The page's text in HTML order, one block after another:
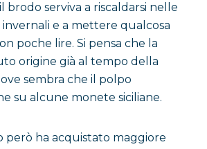
brodo serviva a riscaldarsi nelle
e a mettere qualcosa
poche lire. Si pensa che la
origine già al tempo della
sembra che il polpo
su alcune monete siciliane.
però ha acquistato maggiore